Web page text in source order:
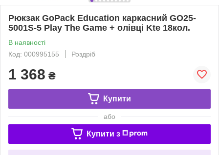
Рюкзак GoPack Education каркасний GO25-
5001S-5 Play The Game + олівці Kte 18кол.
В наявності
Код: 000995155
Роздріб
1 368 ₴
Купити
або
Купити з